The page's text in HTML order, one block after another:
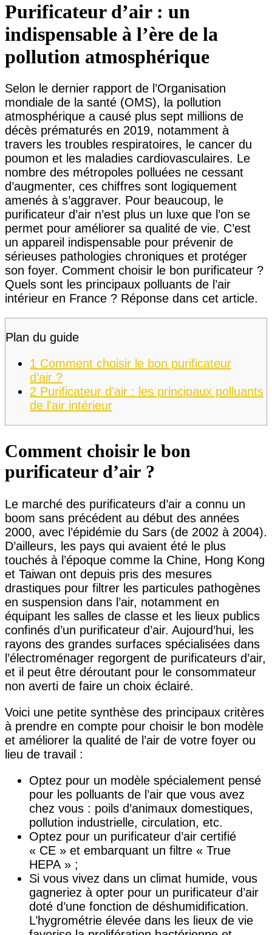
Purificateur d’air : un
indispensable à l’ère de la
pollution atmosphérique
Selon le dernier rapport de l’Organisation
mondiale de la santé (OMS), la pollution
atmosphérique a causé plus sept millions de
décès prématurés en 2019, notamment à
travers les troubles respiratoires, le cancer du
poumon et les maladies cardiovasculaires. Le
nombre des métropoles polluées ne cessant
d’augmenter, ces chiffres sont logiquement
amenés à s’aggraver. Pour beaucoup, le
purificateur d’air n’est plus un luxe que l’on se
permet pour améliorer sa qualité de vie. C’est
un appareil indispensable pour prévenir de
sérieuses pathologies chroniques et protéger
son foyer. Comment choisir le bon purificateur ?
Quels sont les principaux polluants de l’air
intérieur en France ? Réponse dans cet article.
Plan du guide
1 Comment choisir le bon purificateur
d’air ?
2 Purificateur d’air : les principaux polluants
de l’air intérieur
Comment choisir le bon
purificateur d’air ?
Le marché des purificateurs d’air a connu un
boom sans précédent au début des années
2000, avec l’épidémie du Sars (de 2002 à 2004).
D’ailleurs, les pays qui avaient été le plus
touchés à l’époque comme la Chine, Hong Kong
et Taiwan ont depuis pris des mesures
drastiques pour filtrer les particules pathogènes
en suspension dans l’air, notamment en
équipant les salles de classe et les lieux publics
confinés d’un purificateur d’air. Aujourd’hui, les
rayons des grandes surfaces spécialisées dans
l’électroménager regorgent de purificateurs d’air,
et il peut être déroutant pour le consommateur
non averti de faire un choix éclairé.
Voici une petite synthèse des principaux critères
à prendre en compte pour choisir le bon modèle
et améliorer la qualité de l’air de votre foyer ou
lieu de travail :
Optez pour un modèle spécialement pensé
pour les polluants de l’air que vous avez
chez vous : poils d’animaux domestiques,
pollution industrielle, circulation, etc.
Optez pour un purificateur d’air certifié
« CE » et embarquant un filtre « True
HEPA » ;
Si vous vivez dans un climat humide, vous
gagneriez à opter pour un purificateur d’air
doté d’une fonction de déshumidification.
L’hygrométrie élevée dans les lieux de vie